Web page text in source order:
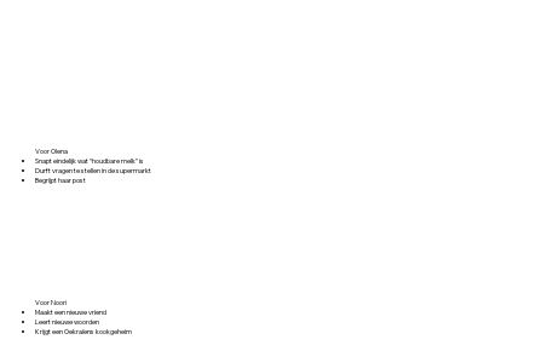
​Voor Olena
Snapt eindelijk wat “houdbare melk” is
Durft vragen te stellen in de supermarkt
Begrijpt haar post
​Voor Noori
Maakt een nieuwe vriend
Leert nieuwe woorden
Krijgt een Oekraïens kookgeheim